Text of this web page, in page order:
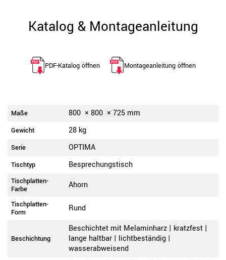
Katalog & Montageanleitung
PDF-Katalog öffnen Montageanleitung öffnen
Maße 800 × 800 × 725 mm
Gewicht 28 kg
Serie OPTIMA
Tischtyp Besprechungstisch
Tischplatten-
Farbe
Ahorn
Tischplatten-
Form
Rund
Beschichtung
Beschichtet mit Melaminharz | kratzfest |
lange haltbar | lichtbeständig |
wasserabweisend